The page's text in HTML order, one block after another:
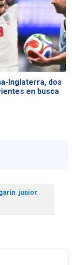
Inglaterra, dos
en busca
, junior,